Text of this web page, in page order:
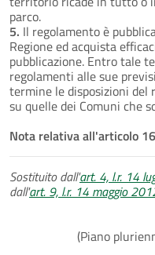
parco.
5. Il regolamento è
Regione ed acquista
pubblicazione. Entro tale
regolamenti alle sue
termine le disposizioni del
su quelle dei Comuni che
Nota relativa all'articolo 16
Sostituito dall'art. 4, l.r. 14
dall'art. 9, l.r. 14 maggio
(Piano